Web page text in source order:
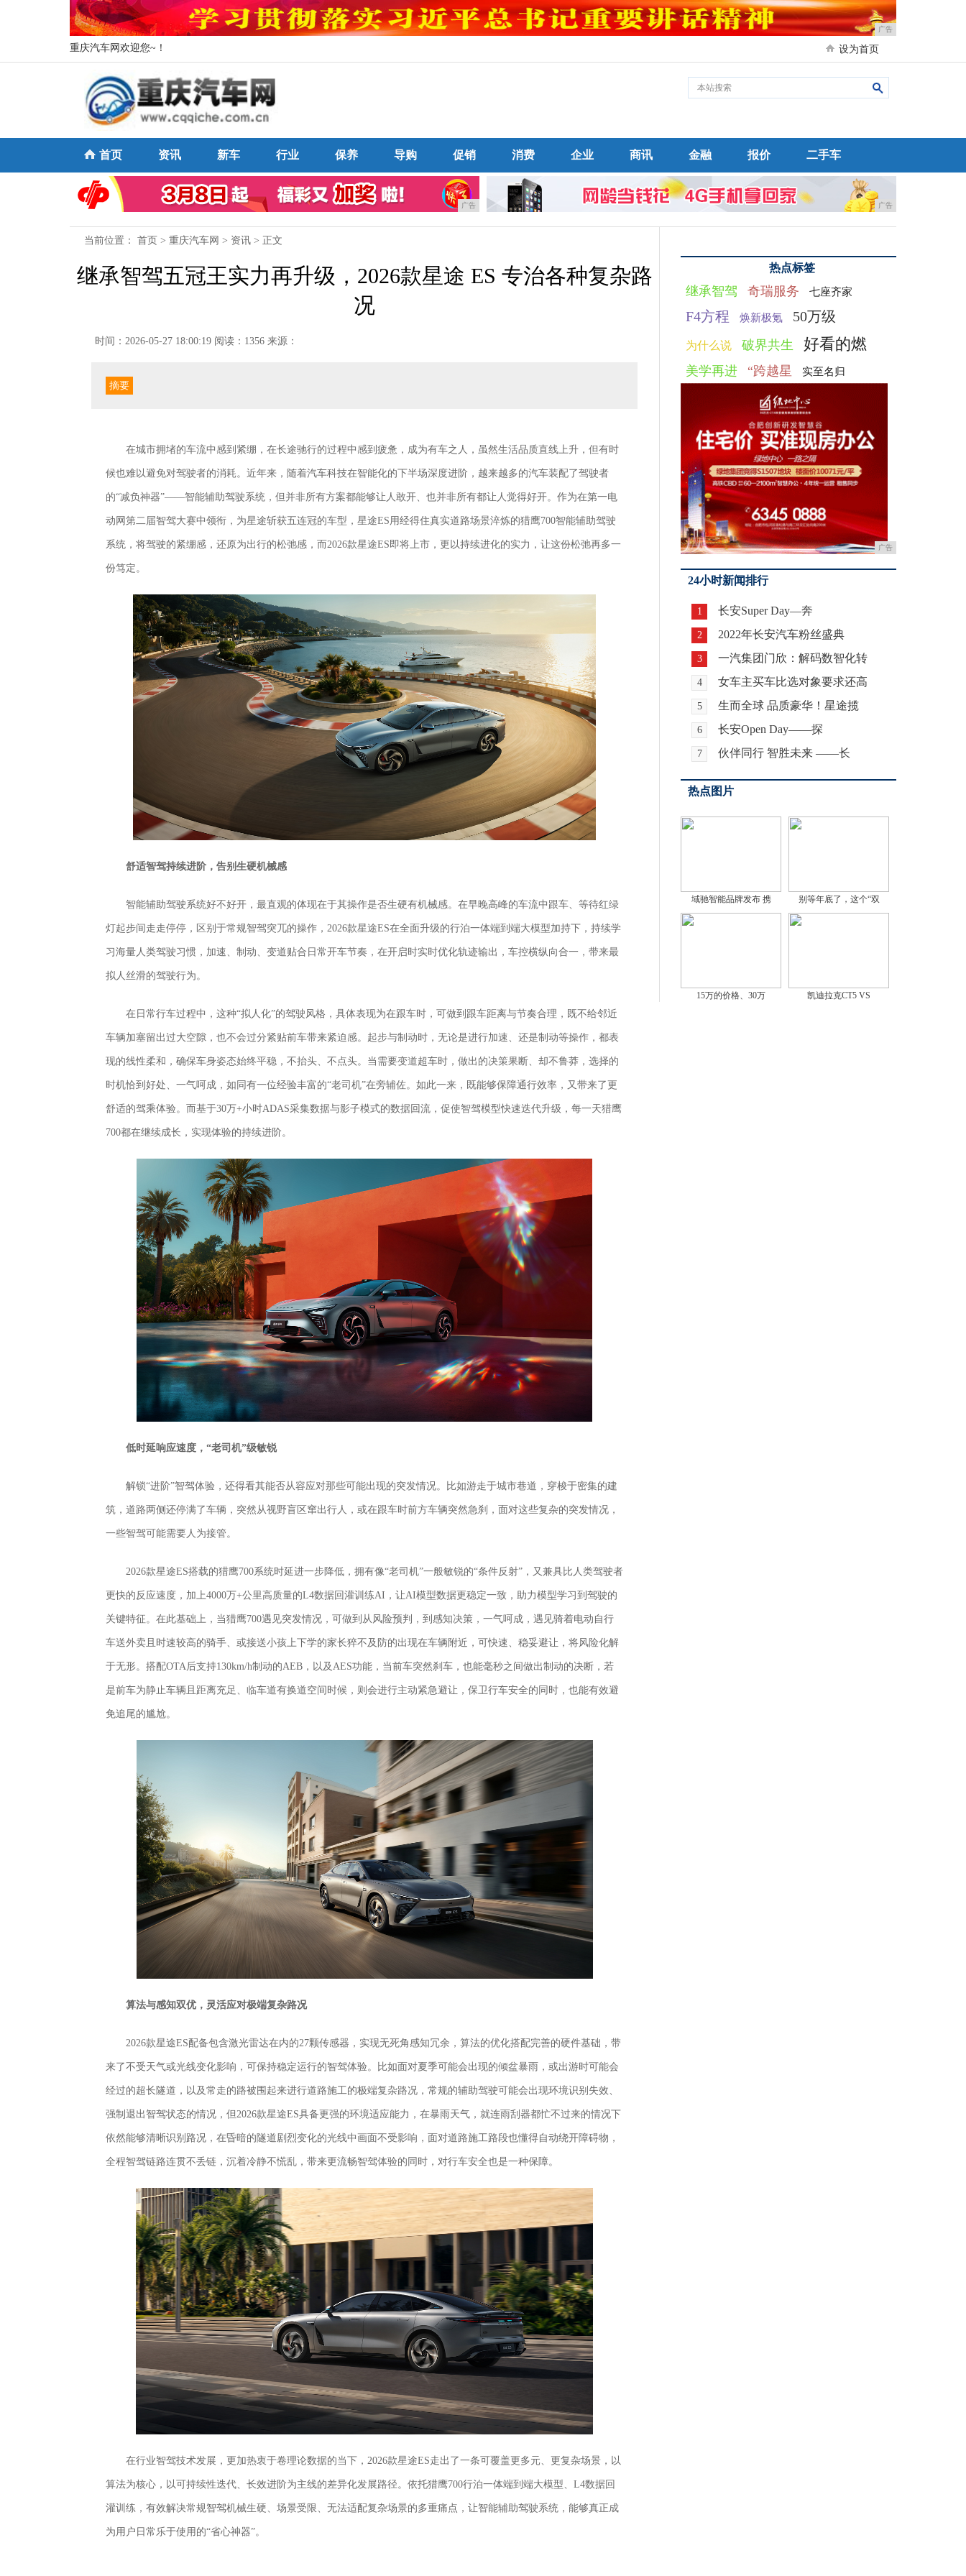
广告
重庆汽车网欢迎您~！ 设为首页
首页 资讯 新车 行业 保养 导购 促销 消费 企业 商讯 金融 报价 二手车
广告 广告
当前位置： 首页 > 重庆汽车网 > 资讯 > 正文
继承智驾五冠王实力再升级，2026款星途 ES 专治各种复杂路
况
时间：2026-05-27 18:00:19 阅读：1356 来源：
摘要
在城市拥堵的车流中感到紧绷，在长途驰行的过程中感到疲惫，成为有车之人，虽然生活品质直线上升，但有时
候也难以避免对驾驶者的消耗。近年来，随着汽车科技在智能化的下半场深度进阶，越来越多的汽车装配了驾驶者
的“减负神器”——智能辅助驾驶系统，但并非所有方案都能够让人敢开、也并非所有都让人觉得好开。作为在第一电
动网第二届智驾大赛中领衔，为星途斩获五连冠的车型，星途ES用经得住真实道路场景淬炼的猎鹰700智能辅助驾驶
系统，将驾驶的紧绷感，还原为出行的松弛感，而2026款星途ES即将上市，更以持续进化的实力，让这份松弛再多一
份笃定。
舒适智驾持续进阶，告别生硬机械感
智能辅助驾驶系统好不好开，最直观的体现在于其操作是否生硬有机械感。在早晚高峰的车流中跟车、等待红绿
灯起步间走走停停，区别于常规智驾突兀的操作，2026款星途ES在全面升级的行泊一体端到端大模型加持下，持续学
习海量人类驾驶习惯，加速、制动、变道贴合日常开车节奏，在开启时实时优化轨迹输出，车控横纵向合一，带来最
拟人丝滑的驾驶行为。
在日常行车过程中，这种“拟人化”的驾驶风格，具体表现为在跟车时，可做到跟车距离与节奏合理，既不给邻近
车辆加塞留出过大空隙，也不会过分紧贴前车带来紧迫感。起步与制动时，无论是进行加速、还是制动等操作，都表
现的线性柔和，确保车身姿态始终平稳，不抬头、不点头。当需要变道超车时，做出的决策果断、却不鲁莽，选择的
时机恰到好处、一气呵成，如同有一位经验丰富的“老司机”在旁辅佐。如此一来，既能够保障通行效率，又带来了更
舒适的驾乘体验。而基于30万+小时ADAS采集数据与影子模式的数据回流，促使智驾模型快速迭代升级，每一天猎鹰
700都在继续成长，实现体验的持续进阶。
低时延响应速度，“老司机”级敏锐
解锁“进阶”智驾体验，还得看其能否从容应对那些可能出现的突发情况。比如游走于城市巷道，穿梭于密集的建
筑，道路两侧还停满了车辆，突然从视野盲区窜出行人，或在跟车时前方车辆突然急刹，面对这些复杂的突发情况，
一些智驾可能需要人为接管。
2026款星途ES搭载的猎鹰700系统时延进一步降低，拥有像“老司机”一般敏锐的“条件反射”，又兼具比人类驾驶者
更快的反应速度，加上4000万+公里高质量的L4数据回灌训练AI，让AI模型数据更稳定一致，助力模型学习到驾驶的
关键特征。在此基础上，当猎鹰700遇见突发情况，可做到从风险预判，到感知决策，一气呵成，遇见骑着电动自行
车送外卖且时速较高的骑手、或接送小孩上下学的家长猝不及防的出现在车辆附近，可快速、稳妥避让，将风险化解
于无形。搭配OTA后支持130km/h制动的AEB，以及AES功能，当前车突然刹车，也能毫秒之间做出制动的决断，若
是前车为静止车辆且距离充足、临车道有换道空间时候，则会进行主动紧急避让，保卫行车安全的同时，也能有效避
免追尾的尴尬。
算法与感知双优，灵活应对极端复杂路况
2026款星途ES配备包含激光雷达在内的27颗传感器，实现无死角感知冗余，算法的优化搭配完善的硬件基础，带
来了不受天气或光线变化影响，可保持稳定运行的智驾体验。比如面对夏季可能会出现的倾盆暴雨，或出游时可能会
经过的超长隧道，以及常走的路被围起来进行道路施工的极端复杂路况，常规的辅助驾驶可能会出现环境识别失效、
强制退出智驾状态的情况，但2026款星途ES具备更强的环境适应能力，在暴雨天气，就连雨刮器都忙不过来的情况下
依然能够清晰识别路况，在昏暗的隧道剧烈变化的光线中画面不受影响，面对道路施工路段也懂得自动绕开障碍物，
全程智驾链路连贯不丢链，沉着冷静不慌乱，带来更流畅智驾体验的同时，对行车安全也是一种保障。
在行业智驾技术发展，更加热衷于卷理论数据的当下，2026款星途ES走出了一条可覆盖更多元、更复杂场景，以
算法为核心，以可持续性迭代、长效进阶为主线的差异化发展路径。依托猎鹰700行泊一体端到端大模型、L4数据回
灌训练，有效解决常规智驾机械生硬、场景受限、无法适配复杂场景的多重痛点，让智能辅助驾驶系统，能够真正成
为用户日常乐于使用的“省心神器”。
热点标签
继承智驾 奇瑞服务 七座齐家
F4方程 焕新极氪 50万级
为什么说 破界共生 好看的燃
美学再进 “跨越星 实至名归
广告
24小时新闻排行
1 长安Super Day—奔
2 2022年长安汽车粉丝盛典
3 一汽集团门欣：解码数智化转
4 女车主买车比选对象要求还高
5 生而全球 品质豪华！星途揽
6 长安Open Day——探
7 伙伴同行 智胜未来 ——长
热点图片
域驰智能品牌发布 携 别等年底了，这个“双
15万的价格、30万 凯迪拉克CT5 VS